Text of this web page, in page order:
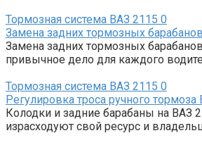
Тормозная система ВАЗ 2115 0
Замена задних тормозных
Замена задних тормозных
привычное дело для каждого
Тормозная система ВАЗ 2115 0
Регулировка троса ручного тормоза
Колодки и задние барабаны на ВАЗ
израсходуют свой ресурс и